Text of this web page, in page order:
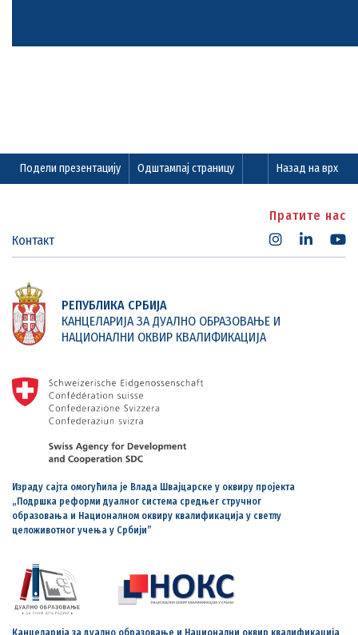
Подели презентацију Одштампај страницу Назад на врх
Контакт
Пратите нас
РЕПУБЛИКА СРБИЈА
КАНЦЕЛАРИЈА ЗА ДУАЛНО ОБРАЗОВАЊЕ И
НАЦИОНАЛНИ ОКВИР КВАЛИФИКАЦИЈА
Израду сајта омогућила је Влада Швајцарске у оквиру пројекта
„Подршка реформи дуалног система средњег стручног
образовања и Националном оквиру квалификација у светлу
целоживотног учења у Србији”
Канцеларија за дуално образовање и Национални оквир квалификација